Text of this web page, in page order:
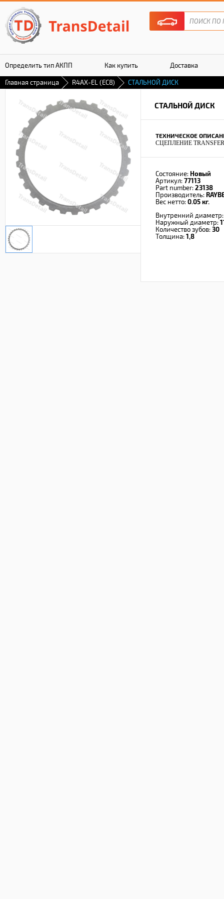
Определить тип АКПП Как купить Доставка
Гарантия
Главная страница R4AX-EL (EC8) СТАЛЬНОЙ ДИСК
СТАЛЬНОЙ ДИСК
ТЕХНИЧЕСКОЕ
СЦЕПЛЕНИЕ TRANSFER
Состояние: Новый
Артикул: 77113
Part number: 23138
Производитель:
Вес нетто: 0.05 кг.
Внутренний
Наружный диаметр:
Количество зубов: 30
Толщина: 1,8